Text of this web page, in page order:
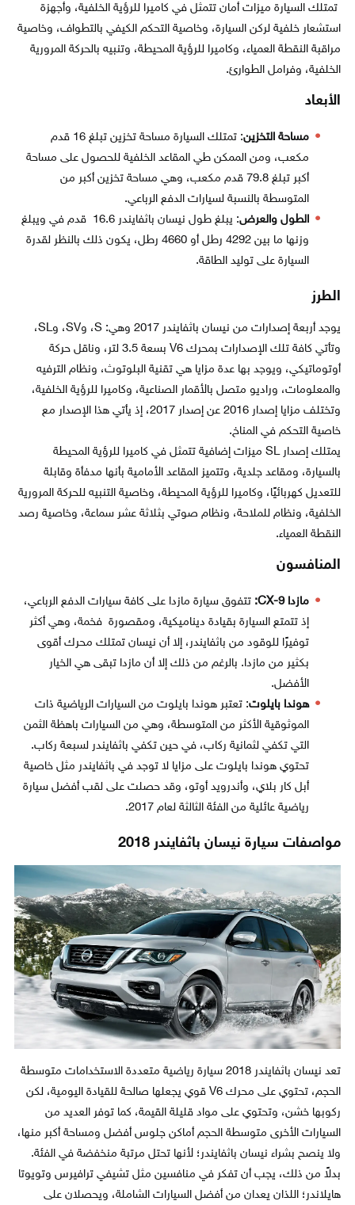
تمتلك السيارة ميزات أمان تتمثل في كاميرا للرؤية الخلفية، وأجهزة
استشعار خلفية لركن السيارة، وخاصية التحكم الكيفي بالتطواف، وخاصية
مراقبة النقطة العمياء، وكاميرا للرؤية المحيطة، وتنبيه بالحركة المرورية
الخلفية، وفرامل الطوارئ.
الأبعاد
مساحة التخزين
: تمتلك السيارة مساحة تخزين تبلغ 16 قدم
مكعب، ومن الممكن طي المقاعد الخلفية للحصول على مساحة
أكبر تبلغ 79.8 قدم مكعب، وهي مساحة تخزين أكبر من
المتوسطة بالنسبة لسيارات الدفع الرباعي.
الطول والعرض
: يبلغ طول نيسان باثفايندر 16.6 قدم في ويبلغ
وزنها ما بين 4292 رطل أو 4660 رطل، يكون ذلك بالنظر لقدرة
السيارة على توليد الطاقة.
الطرز
يوجد أربعة إصدارات من نيسان باثفايندر 2017 وهي: S، وSV، وSL،
وتأتي كافة تلك الإصدارات بمحرك V6 بسعة 3.5 لتر، وناقل حركة
أوتوماتيكي، ويوجد بها عدة مزايا هي تقنية البلوتوث، ونظام الترفيه
والمعلومات، وراديو متصل بالأقمار الصناعية، وكاميرا للرؤية الخلفية،
وتختلف مزايا إصدار 2016 عن إصدار 2017، إذ يأتي هذا الإصدار مع
خاصية التحكم في المناخ.
يمتلك إصدار SL ميزات إضافية تتمثل في كاميرا للرؤية المحيطة
بالسيارة، ومقاعد جلدية، وتتميز المقاعد الأمامية بأنها مدفأة وقابلة
للتعديل كهربائيًا، وكاميرا للرؤية المحيطة، وخاصية التنبيه للحركة المرورية
الخلفية، ونظام للملاحة، ونظام صوتي بثلاثة عشر سماعة، وخاصية رصد
النقطة العمياء.
المنافسون
مازدا CX-9:
تتفوق سيارة مازدا على كافة سيارات الدفع الرباعي،
إذ تتمتع السيارة بقيادة ديناميكية، ومقصورة فخمة، وهي أكثر
توفيرًا للوقود من باثفايندر، إلا أن نيسان تمتلك محرك أقوى
بكثير من مازدا. بالرغم من ذلك إلا أن مازدا تبقى هي الخيار
الأفضل.
هوندا بايلوت: تعتبر هوندا بايلوت من السيارات الرياضية ذات
الموثوقية الأكثر من المتوسطة، وهي من السيارات باهظة الثمن
التي تكفي لثمانية ركاب، في حين تكفي باثفايندر لسبعة ركاب.
تحتوي هوندا بايلوت على مزايا لا توجد في باثفايندر مثل خاصية
أبل كار بلاي، وأندرويد أوتو، وقد حصلت على لقب أفضل سيارة
رياضية عائلية من الفئة الثالثة لعام 2017.
مواصفات سيارة نيسان باثفايندر 2018
تعد نيسان باثفايندر 2018 سيارة رياضية متعددة الاستخدامات متوسطة
الحجم، تحتوي على محرك V6 قوي يجعلها صالحة للقيادة اليومية، لكن
ركوبها خشن، وتحتوي على مواد قليلة القيمة، كما توفر العديد من
السيارات الأخرى متوسطة الحجم أماكن جلوس أفضل ومساحة أكبر منها،
ولا ينصح بشراء نيسان باثفايندر؛ لأنها تحتل مرتبة منخفضة في الفئة.
بدلاً من ذلك، يجب أن تفكر في منافسين مثل تشيفي ترافيرس وتويوتا
هايلاندر؛ اللذان يعدان من أفضل السيارات الشاملة، ويحصلان على